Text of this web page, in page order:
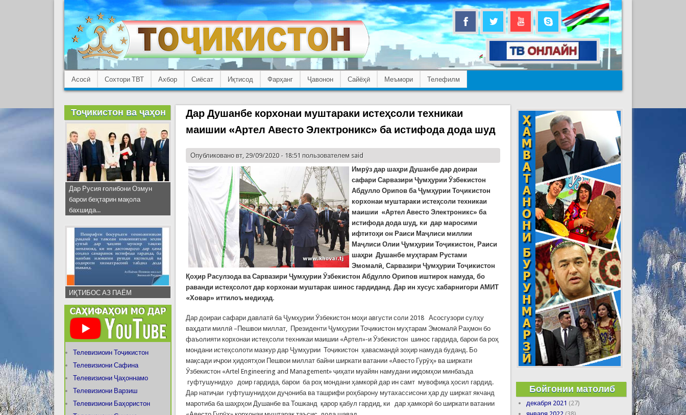
Асосӣ Сохтори ТВТ Ахбор Сиёсат Иқтисод Фарҳанг Ҷавонон Сайёҳӣ Меъмори Телефилм
Дар Душанбе корхонаи муштараки истеҳсоли техникаи
маишии «Артел Авесто Электроникс» ба истифода дода шуд
Опубликовано вт, 29/09/2020 - 18:51 пользователем said
Имрӯз дар шаҳри Душанбе дар доираи
сафари Сарвазири Ҷумҳурии Ӯзбекистон
Абдулло Орипов ба Ҷумҳурии Тоҷикистон
корхонаи муштараки истеҳсоли техникаи
маишии «Артел Авесто Электроникс» ба
истифода дода шуд, ки дар маросими
ифтитоҳи он Раиси Маҷлиси миллии
Маҷлиси Олии Ҷумҳурии Тоҷикистон, Раиси
шаҳри Душанбе муҳтарам Рустами
Эмомалӣ, Сарвазири Ҷумҳурии Тоҷикистон
Қоҳир Расулзода ва Сарвазири Ҷумҳурии Ӯзбекистон Абдулло Орипов иштирок намуда, бо
раванди истеҳсолот дар корхонаи муштарак шинос гардиданд. Дар ин хусус хабарнигори АМИТ
«Ховар» иттилоъ медиҳад.
Дар доираи сафари давлатӣ ба Ҷумҳурии Ӯзбекистон моҳи августи соли 2018 Асосгузори сулҳу
ваҳдати миллӣ –Пешвои миллат, Президенти Ҷумҳурии Тоҷикистон муҳтарам Эмомалӣ Раҳмон бо
фаъолияти корхонаи истеҳсоли техникаи маишии «Артел»-и Ӯзбекистон шинос гардида, барои ба роҳ
мондани истеҳсолоти мазкур дар Ҷумҳурии Тоҷикистон ҳавасмандӣ зоҳир намуда буданд. Бо
мақсади иҷрои ҳидоятҳои Пешвои миллат байни ширкати ватании «Авесто Гурӯҳ» ва ширкати
Ӯзбекистон «Artel Engineering and Management» ҷиҳати муайян намудани иқдомҳои минбаъда
гуфтушунидҳо доир гардида, барои ба роҳ мондани ҳамкорӣ дар ин самт мувофиқа ҳосил гардид.
Дар натиҷаи гуфтушунидҳои дуҷониба ва ташрифи роҳбарону мутахассисони ҳар ду ширкат якчанд
маротиба ба шаҳрҳои Душанбе ва Тошканд қарор қабул гардид, ки дар ҳамкорӣ бо ширкати ватании
Тоҷикистон ва ҷаҳон
Дар Русия ғолибони Озмун
барои беҳтарин мақола
бахшида...
ИҚТИБОС АЗ ПАЁМ
Телевизиоин Тоҷикистон
Телевизиони Сафина
Телевизиони Ҷаҳоннамо
Телевизиони Варзиш
Телевизиони Баҳористон
Бойгонии матолиб
декабря 2021 (27)